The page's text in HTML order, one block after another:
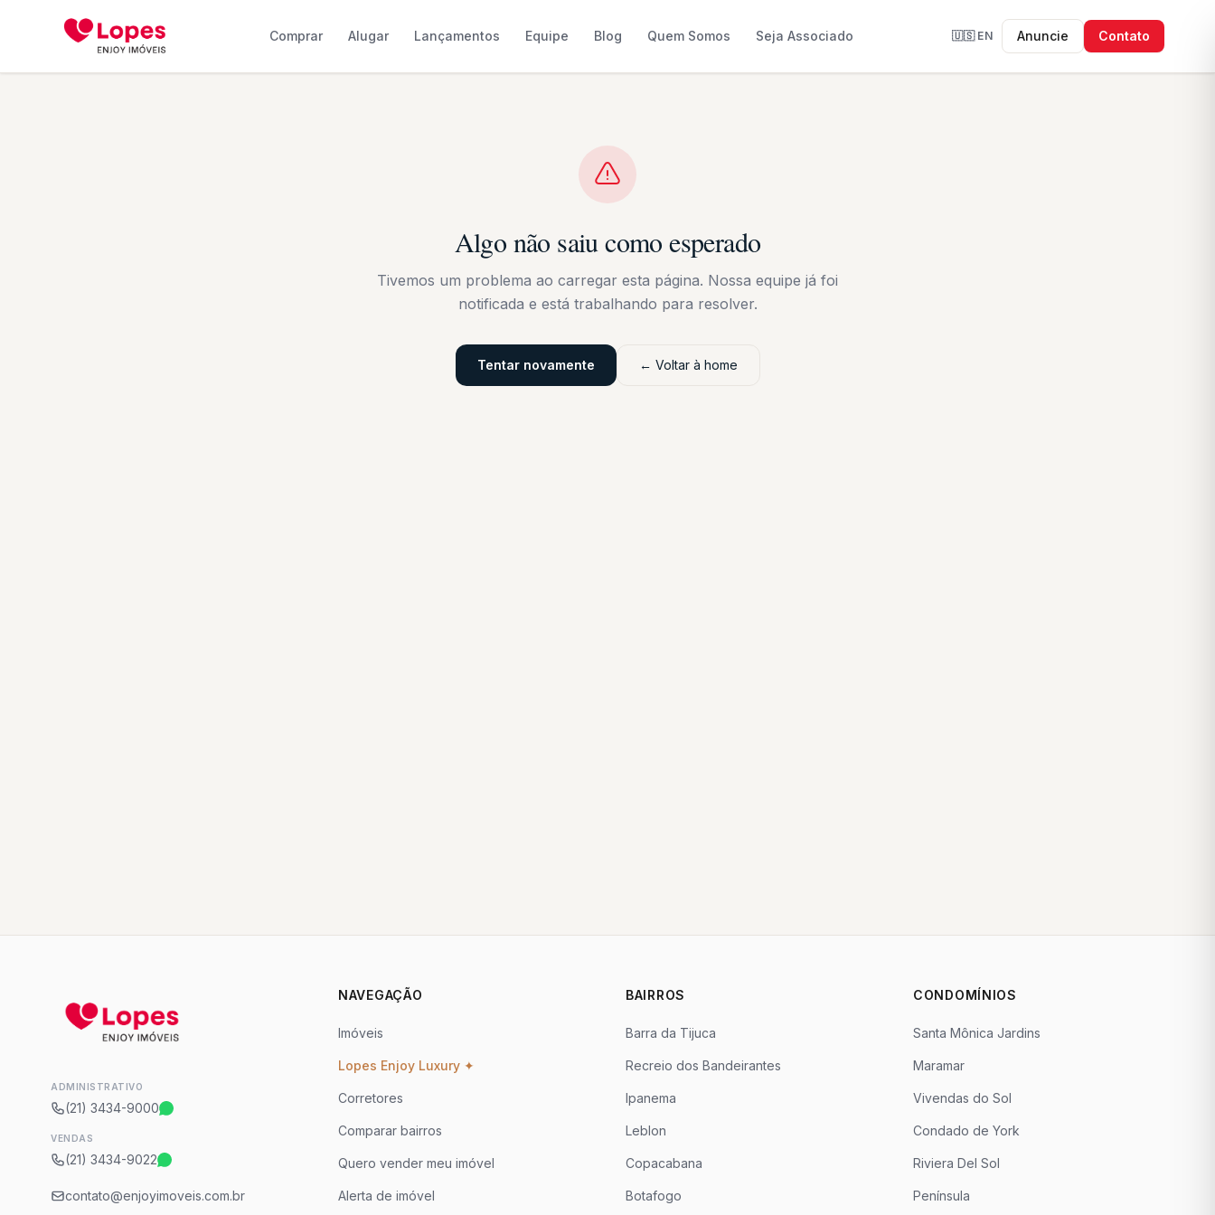
Comprar Alugar Lançamentos Equipe Blog Quem Somos Seja Associado 🇺🇸 EN Anuncie Contato
Algo não saiu como esperado
Tivemos um problema ao carregar esta página. Nossa equipe já foi
notificada e está trabalhando para resolver.
Tentar novamente ← Voltar à home
ADMINISTRATIVO
(21) 3434-9000
VENDAS
(21) 3434-9022
contato@enjoyimoveis.com.br
NAVEGAÇÃO
Imóveis
Lopes Enjoy Luxury ✦
Corretores
Comparar bairros
Quero vender meu imóvel
Alerta de imóvel
BAIRROS
Barra da Tijuca
Recreio dos Bandeirantes
Ipanema
Leblon
Copacabana
Botafogo
CONDOMÍNIOS
Santa Mônica Jardins
Maramar
Vivendas do Sol
Condado de York
Riviera Del Sol
Península